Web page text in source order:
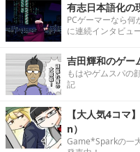
有志日本語化の
PCゲーマーなら
に連続インタビュー
吉田輝和のゲー
もはやゲムスパの
記
【大人気4コ
n）
Game*Sparkの一